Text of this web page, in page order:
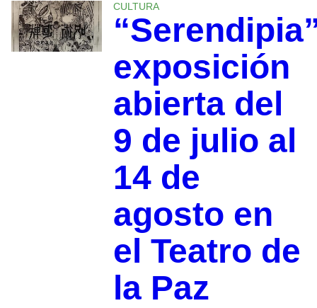
CULTURA
exposición
abierta del
9 de julio al
14 de
agosto en
el Teatro de
la Paz